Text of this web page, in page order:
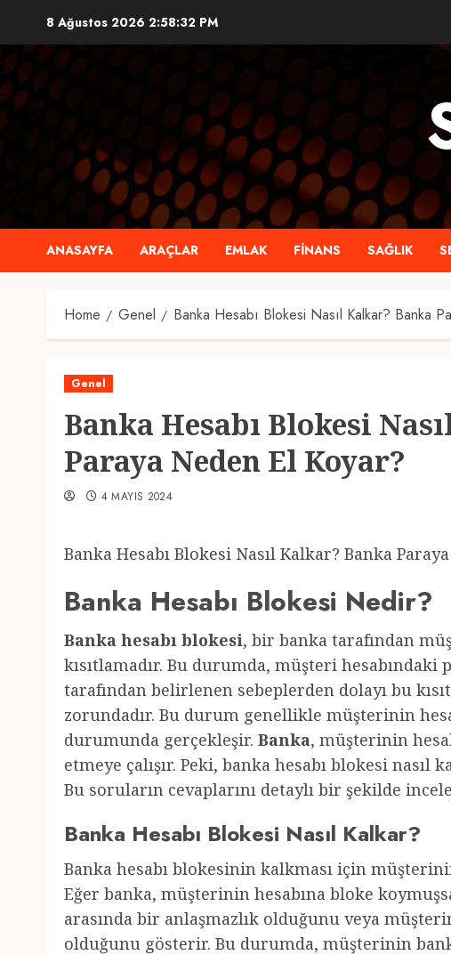
content
8 Ağustos 2026 2:58:33 PM
ANASAYFA ARAÇLAR EMLAK FINANS SAĞLIK
Home Genel Banka Hesabı Blokesi Nasıl Kalkar? Banka
Genel
Banka Hesabı Blokesi
Paraya Neden El Koyar?
4 MAYIS 2024
Banka Hesabı Blokesi Nasıl Kalkar? Banka
Banka Hesabı Blokesi Nedir?
Banka hesabı blokesi, bir banka tarafından
kısıtlamadır. Bu durumda, müşteri hesabındaki
tarafından belirlenen sebeplerden dolayı bu
zorundadır. Bu durum genellikle müşterinin
durumunda gerçekleşir. Banka, müşterinin
etmeye çalışır. Peki, banka hesabı blokesi nasıl
Bu soruların cevaplarını detaylı bir şekilde
Banka Hesabı Blokesi Nasıl Kalkar?
Banka hesabı blokesinin kalkması için
Eğer banka, müşterinin hesabına bloke
arasında bir anlaşmazlık olduğunu veya
olduğunu gösterir. Bu durumda, müşterinin